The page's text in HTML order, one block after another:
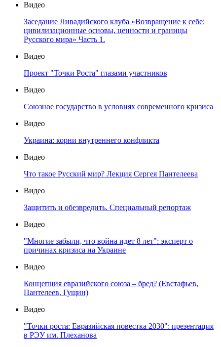
Видео
Заседание Ливадийского клуба «Возвращение к себе:
цивилизационные основы, ценности и границы
Русского мира» Часть 1.
Видео
Проект "Точки Роста" глазами участников
Видео
Союзное государство в условиях современного кризиса
Видео
Украина: корни внутреннего конфликта
Видео
Что такое Русский мир? Лекция Сергея Пантелеева
Видео
Защитить и обезвредить. Специальный репортаж
Видео
"Многие забыли, что война идет 8 лет": эксперт о
причинах кризиса на Украине
Видео
Концепция евразийского союза – бред? (Евстафьев,
Пантелеев, Гущин)
Видео
"Точки роста: Евразийская повестка 2030": презентация
в РЭУ им. Плеханова